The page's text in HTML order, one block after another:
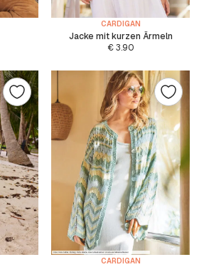
CARDIGAN
Jacke mit kurzen Ärmeln
€3.90
CARDIGAN